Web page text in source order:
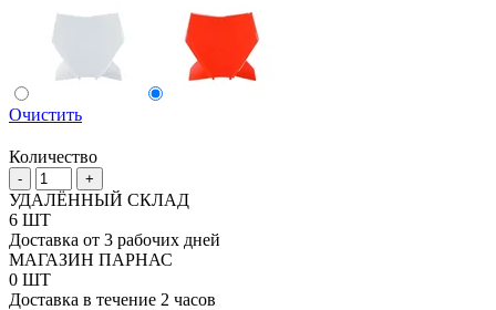
Очистить
Количество
-
Количество
товара
Щиток
переднего
номера
Polisport
под
+
УДАЛЁННЫЙ СКЛАД
6 ШТ
Доставка от 3 рабочих дней
МАГАЗИН ПАРНАС
0 ШТ
Доставка в течение 2 часов